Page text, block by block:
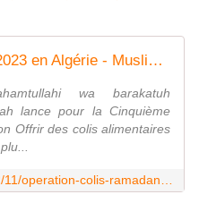
Opération colis ramadan 2023 en Algérie - Muslim Sadaquah
wa barakatuh
lance pour la Cinquième
Offrir des colis alimentaires